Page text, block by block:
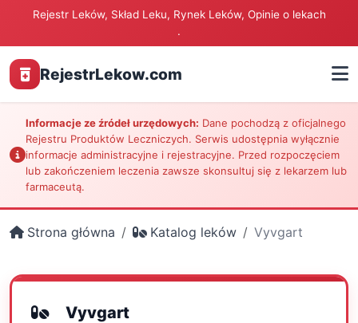
Rejestr Leków, Skład Leku, Rynek Leków, Opinie o lekach
.
RejestrLekow.com
Informacje ze źródeł urzędowych: Dane pochodzą z oficjalnego
Rejestru Produktów Leczniczych. Serwis udostępnia wyłącznie
informacje administracyjne i rejestracyjne. Przed rozpoczęciem
lub zakończeniem leczenia zawsze skonsultuj się z lekarzem lub
farmaceutą.
Strona główna Katalog leków Vyvgart
Vyvgart